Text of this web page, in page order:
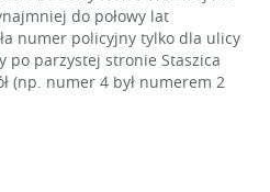
do połowy lat
numer policyjny tylko dla ulicy
po parzystej stronie Staszica
(np. numer 4 był numerem 2